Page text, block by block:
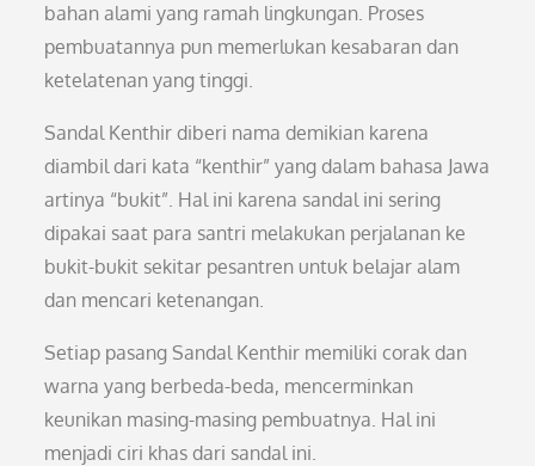
bahan alami yang ramah lingkungan. Proses
pembuatannya pun memerlukan kesabaran dan
ketelatenan yang tinggi.
Sandal Kenthir diberi nama demikian karena
diambil dari kata “kenthir” yang dalam bahasa Jawa
artinya “bukit”. Hal ini karena sandal ini sering
dipakai saat para santri melakukan perjalanan ke
bukit-bukit sekitar pesantren untuk belajar alam
dan mencari ketenangan.
Setiap pasang Sandal Kenthir memiliki corak dan
warna yang berbeda-beda, mencerminkan
keunikan masing-masing pembuatnya. Hal ini
menjadi ciri khas dari sandal ini.